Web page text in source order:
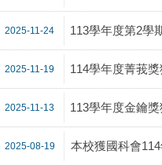
2025-11-24 113學年度第2學
2025-11-19 114學年度菁莪
2025-11-13 113學年度金鑰
2025-08-19 本校獲國科會